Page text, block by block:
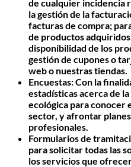
de cualquier incidencia
la gestión de la
facturas de compra;
de productos
disponibilidad de los
gestión de cupones o
web o nuestras tiendas.
Encuestas: Con la
estadísticas acerca de
ecológica para conocer
sector, y afrontar
profesionales.
Formularios de
para solicitar todas las
los servicios que